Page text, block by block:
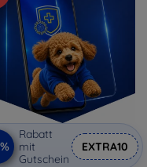
Rabatt
mit
Gutschein
EXTRA10